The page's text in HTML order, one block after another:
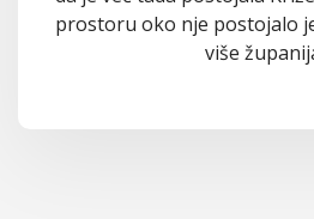
prostoru oko nje postojalo
više